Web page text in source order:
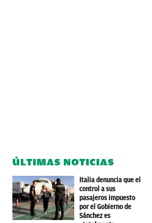
ÚLTIMAS NOTICIAS
Italia denuncia que el
control a sus
pasajeros impuesto
por el Gobierno de
Sánchez es